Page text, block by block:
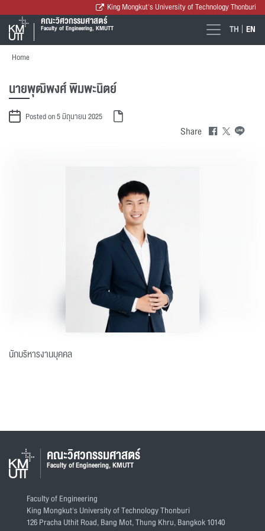
King Mongkut's University of Technology Thonburi
คณะวิศวกรรมศาสตร์
Faculty of Engineering, KMUTT TH EN
Home
นายพุฒิพงศ์ พิมพะนิตย์
Posted on 5 มิถุนายน 2025
Share
นักบริหารงานบุคคล
คณะวิศวกรรมศาสตร์
Faculty of Engineering, KMUTT
Faculty of Engineering
King Mongkut's University of Technology Thonburi
126 Pracha Uthit Road, Bang Mot, Thung Khru, Bangkok 10140